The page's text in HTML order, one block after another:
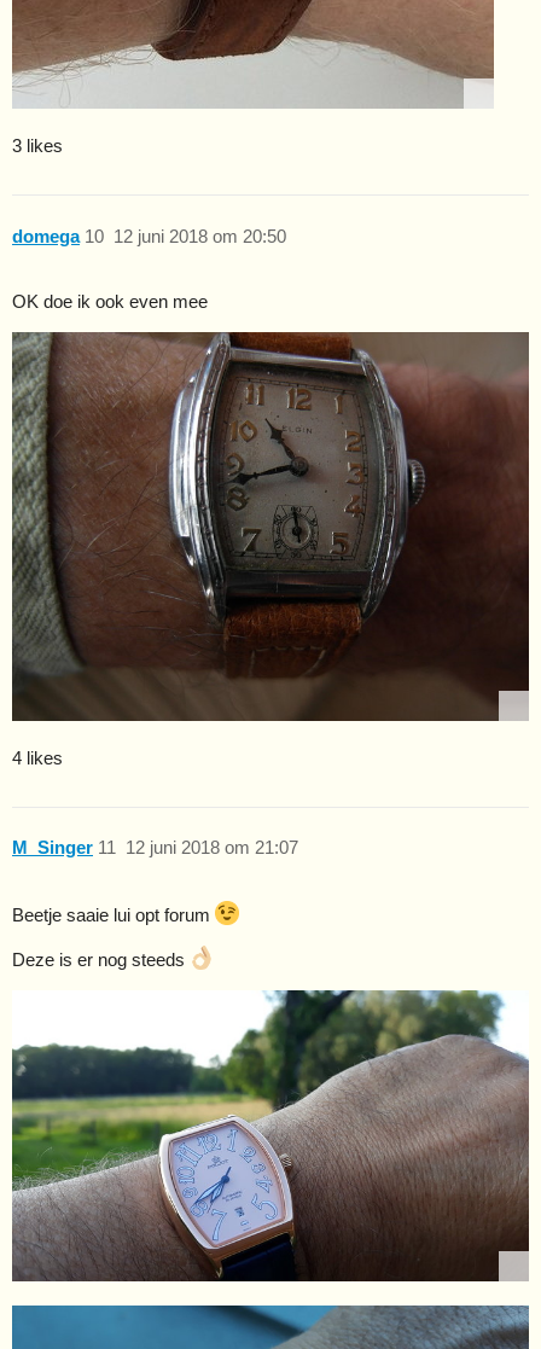
3 likes
domega 12 juni 2018 om 20:50
10
OK doe ik ook even mee
4 likes
M_Singer 12 juni 2018 om 21:07
11
Beetje saaie lui opt forum
Deze is er nog steeds